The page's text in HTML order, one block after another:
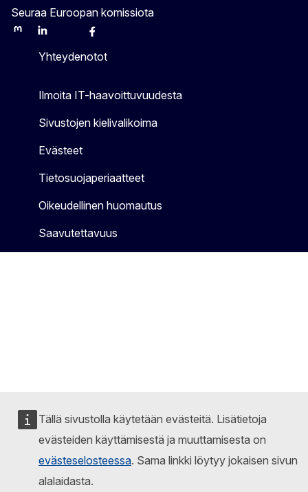
Tällä sivustolla käytetään evästeitä. Lisätietoja
evästeiden käyttämisestä ja muuttamisesta on
evästeselosteessa. Sama linkki löytyy jokaisen sivun
alalaidasta.
Seuraa Euroopan komissiota
MastodonLinkedInBlueskyFacebook
Yhteydenotot
Ilmoita IT-haavoittuvuudesta
Sivustojen kielivalikoima
Evästeet
Tietosuojaperiaatteet
Oikeudellinen huomautus
Saavutettavuus